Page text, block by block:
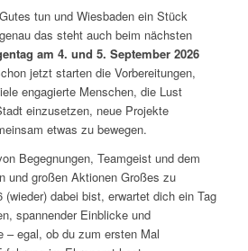
tun und Wiesbaden ein Stück
das steht auch beim nächsten
am 4. und 5. September 2026
jetzt starten die Vorbereitungen,
engagierte Menschen, die Lust
einzusetzen, neue Projekte
etwas zu bewegen.
Begegnungen, Teamgeist und dem
und großen Aktionen Großes zu
(wieder) dabei bist, erwartet dich ein Tag
spannender Einblicke und
– egal, ob du zum ersten Mal